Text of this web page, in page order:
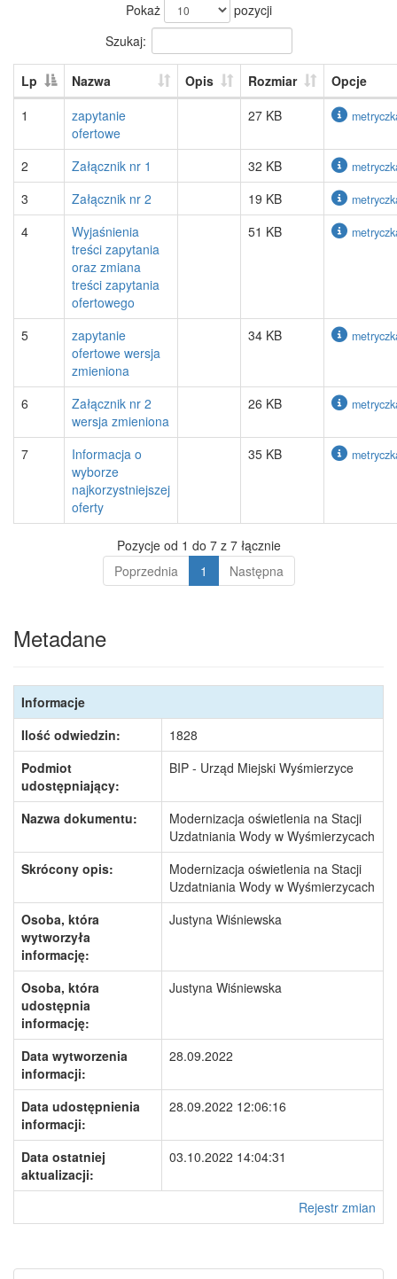
Pokaż
pozycji
Szukaj:
Lp Nazwa Opis Rozmiar
Opcje
1
zapytanie
ofertowe
27 KB
2 Załącznik nr 1 32 KB
3 Załącznik nr 2 19 KB
4
Wyjaśnienia
treści zapytania
oraz zmiana
treści zapytania
ofertowego
51 KB
5
zapytanie
ofertowe wersja
zmieniona
34 KB
6
Załącznik nr 2
wersja zmieniona
26 KB
7
Informacja o
wyborze
najkorzystniejszej
oferty
35 KB
Pozycje od 1 do 7 z 7 łącznie
Poprzednia
1 Następna
Metadane
Informacje
Ilość odwiedzin:
1828
Podmiot
udostępniający:
BIP - Urząd Miejski Wyśmierzyce
Nazwa dokumentu:
Modernizacja oświetlenia na Stacji
Uzdatniania Wody w Wyśmierzycach
Skrócony opis:
Modernizacja oświetlenia na Stacji
Uzdatniania Wody w Wyśmierzycach
Osoba, która
wytworzyła
informację:
Justyna Wiśniewska
Osoba, która
udostępnia
informację:
Justyna Wiśniewska
Data wytworzenia
informacji:
28.09.2022
Data udostępnienia
informacji:
28.09.2022 12:06:16
Data ostatniej
aktualizacji:
03.10.2022 14:04:31
Rejestr zmian